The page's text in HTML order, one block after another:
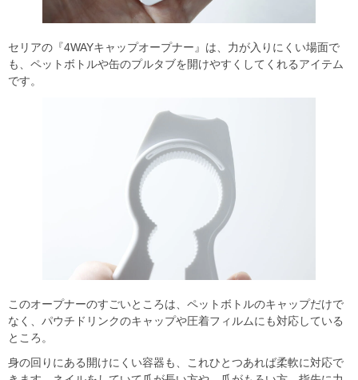
セリアの『4WAYキャップオープナー』は、力が入りにくい場面で
も、ペットボトルや缶のプルタブを開けやすくしてくれるアイテム
です。
このオープナーのすごいところは、ペットボトルのキャップだけで
なく、パウチドリンクのキャップや圧着フィルムにも対応している
ところ。
身の回りにある開けにくい容器も、これひとつあれば柔軟に対応で